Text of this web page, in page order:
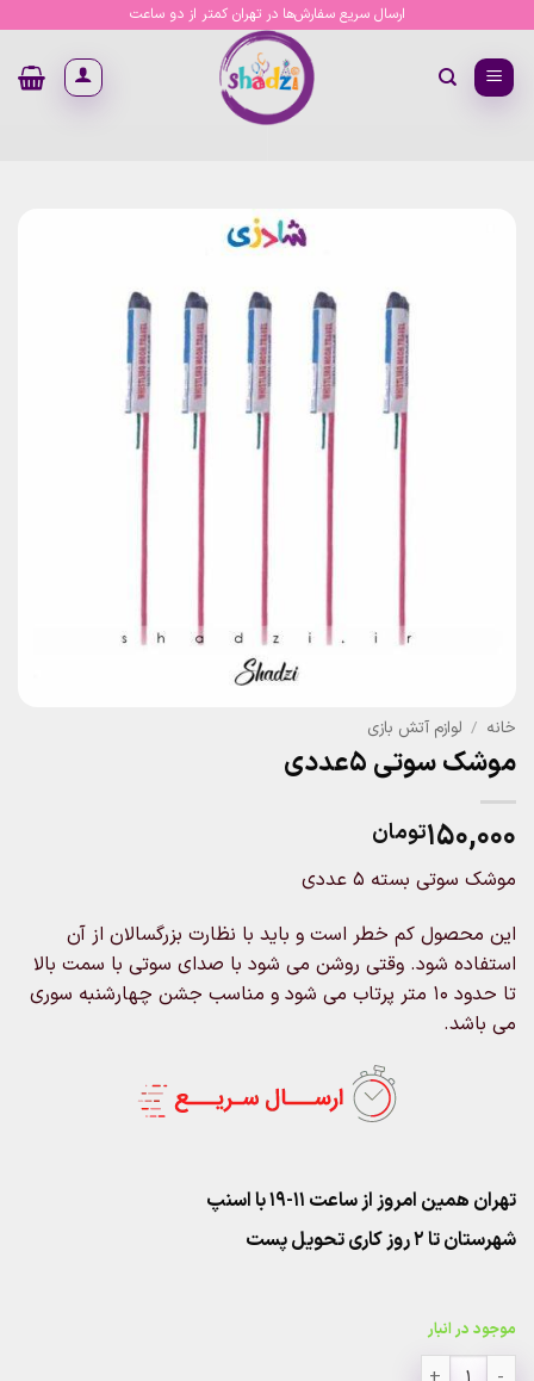
content
ارسال سریع سفارش‌ها در تهران کمتر از دو ساعت
خانه / لوازم آتش بازی
موشک سوتی 5عددی
۱۵۰,۰۰۰تومان
موشک سوتی بسته 5 عددی
این محصول کم خطر است و باید با نظارت بزرگسالان از آن
استفاده شود. وقتی روشن می شود با صدای سوتی با سمت بالا
تا حدود 10 متر پرتاب می شود و مناسب جشن چهارشنبه سوری
می باشد.
تهران همین امروز از ساعت ۱۱-۱۹ با اسنپ
شهرستان تا 2 روز کاری تحویل پست
موجود در انبار
موشک سوتی 5عددی عدد